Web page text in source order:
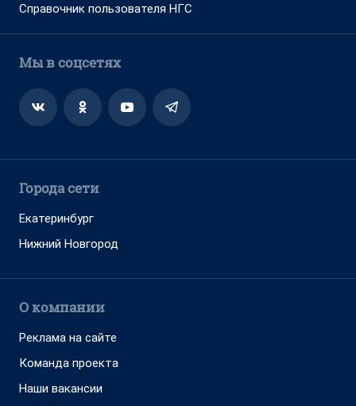
Справочник пользователя НГС
Мы в соцсетях
Города сети
Екатеринбург
Нижний Новгород
О компании
Реклама на сайте
Команда проекта
Наши вакансии